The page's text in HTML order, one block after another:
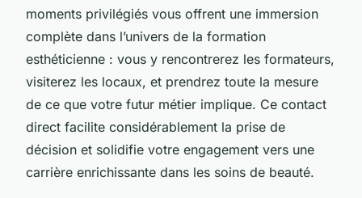
moments privilégiés vous offrent une immersion
complète dans l’univers de la formation
esthéticienne : vous y rencontrerez les formateurs,
visiterez les locaux, et prendrez toute la mesure
de ce que votre futur métier implique. Ce contact
direct facilite considérablement la prise de
décision et solidifie votre engagement vers une
carrière enrichissante dans les soins de beauté.